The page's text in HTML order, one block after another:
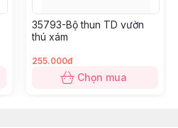
35793-Bộ thun TD vườn
thú xám
255.000đ
Chọn mua